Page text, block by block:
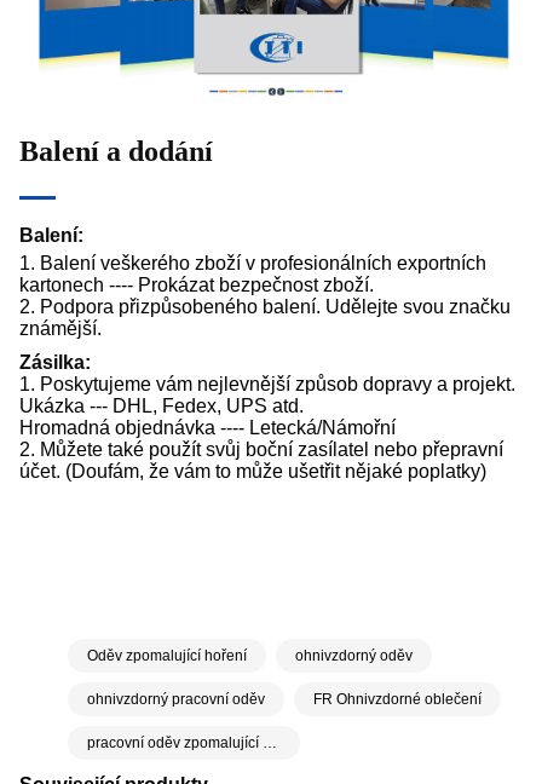
Balení a dodání
Balení:
1. Balení veškerého zboží v profesionálních exportních
kartonech ---- Prokázat bezpečnost zboží.
2. Podpora přizpůsobeného balení. Udělejte svou značku
známější.
Zásilka:
1. Poskytujeme vám nejlevnější způsob dopravy a projekt.
Ukázka --- DHL, Fedex, UPS atd.
Hromadná objednávka ---- Letecká/Námořní
2. Můžete také použít svůj boční zasílatel nebo přepravní
účet. (Doufám, že vám to může ušetřit nějaké poplatky)
Oděv zpomalující hoření ohnivzdorný oděv
ohnivzdorný pracovní oděv FR Ohnivzdorné oblečení
pracovní oděv zpomalující hoření